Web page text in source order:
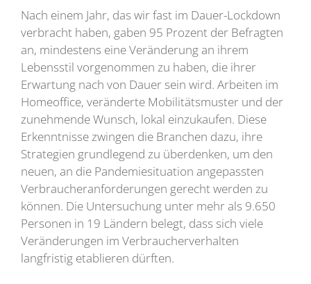
Nach einem Jahr, das wir fast im Dauer-Lockdown
verbracht haben, gaben 95 Prozent der Befragten
an, mindestens eine Veränderung an ihrem
Lebensstil vorgenommen zu haben, die ihrer
Erwartung nach von Dauer sein wird. Arbeiten im
Homeoffice, veränderte Mobilitätsmuster und der
zunehmende Wunsch, lokal einzukaufen. Diese
Erkenntnisse zwingen die Branchen dazu, ihre
Strategien grundlegend zu überdenken, um den
neuen, an die Pandemiesituation angepassten
Verbraucheranforderungen gerecht werden zu
können. Die Untersuchung unter mehr als 9.650
Personen in 19 Ländern belegt, dass sich viele
Veränderungen im Verbraucherverhalten
langfristig etablieren dürften.